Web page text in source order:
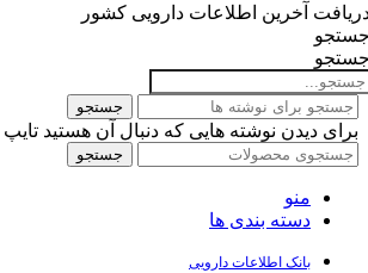
آخرین اطلاعات دارویی کشور
جستجو
برای دیدن نوشته هایی که دنبال آن هستید تایپ
جستجو
منو
دسته بندی ها
بانک اطلاعات دارویی